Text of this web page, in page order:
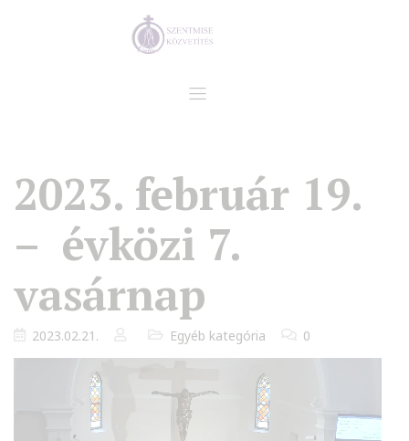
2023. február 19.
– évközi 7.
vasárnap
2023.02.21. Egyéb kategória 0